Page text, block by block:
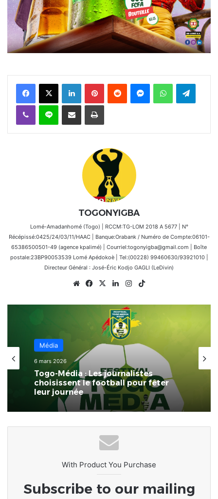
FacebookX Linkedin PinterestReddit MessengerWhatsAppTelegram
Viber Ligne Partager par email Imprimer
TOGONYIGBA
Lomé-Amadanhomé (Togo) | RCCM:TG-LOM 2018 A 5677 | N°
Récépissé:0425/24/03/11/HAAC | Banque:Orabank / Numéro de Compte:06101-
65386500501-49 (agence kpalimé) | Courriel:togonyigba@gmail.com | Boîte
postale:23BP90053539 Lomé Apédokoè | Tel:(00228) 99460630/93921010 |
Directeur Général : José-Éric Kodjo GAGLI (LeDivin)
WebsiteFacebook
X LinkedinInstagram
Média
6 mars 2026
Togo-Média : Les journalistes
choisissent le football pour fêter
19 janvier 2026
CAN-2025 – Le Sénégal, Champions
d’Afrique : Merci, Gaïndés !
With Product You Purchase
Subscribe to our mailing